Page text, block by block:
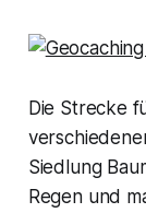
Die Strecke
Siedlung
Regen und